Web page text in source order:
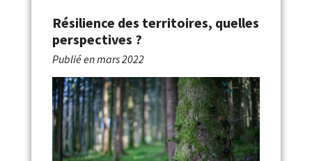
Résilience des territoires, quelles
perspectives ?
Publié enmars 2022